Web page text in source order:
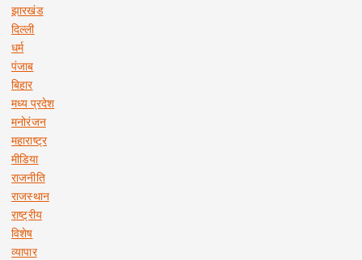
झारखंड
दिल्ली
धर्म
पंजाब
बिहार
मध्य प्रदेश
मनोरंजन
महाराष्ट्र
मीडिया
राजनीति
राजस्थान
राष्ट्रीय
विशेष
व्यापार